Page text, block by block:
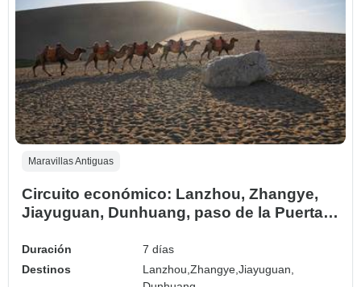
Maravillas Antiguas
Circuito económico: Lanzhou, Zhangye,
Jiayuguan, Dunhuang, paso de la Puerta
Duración
7 días
Destinos
Lanzhou,Zhangye,Jiayuguan,